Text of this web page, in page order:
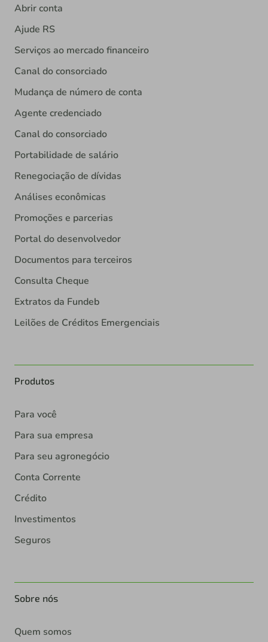
Abrir conta
Ajude RS
Serviços ao mercado financeiro
Canal do consorciado
Mudança de número de conta
Agente credenciado
Canal do consorciado
Portabilidade de salário
Renegociação de dívidas
Análises econômicas
Promoções e parcerias
Portal do desenvolvedor
Documentos para terceiros
Consulta Cheque
Extratos da Fundeb
Leilões de Créditos Emergenciais
Produtos
Para você
Para sua empresa
Para seu agronegócio
Conta Corrente
Crédito
Investimentos
Seguros
Sobre nós
Quem somos